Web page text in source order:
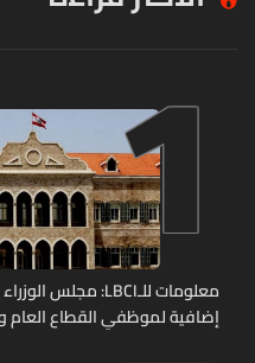
1
إضافية لموظفي القطاع